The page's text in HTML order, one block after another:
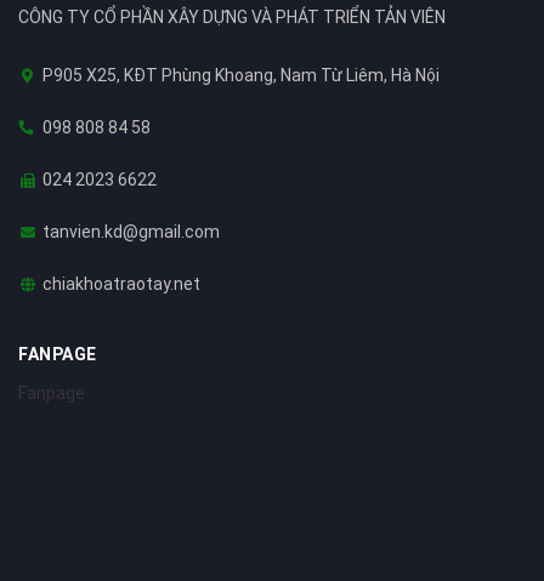
CÔNG TY CỔ PHẦN XÂY DỰNG VÀ PHÁT TRIỂN TẢN VIÊN
P905 X25, KĐT Phùng Khoang, Nam Từ Liêm, Hà Nội
098 808 84 58
024 2023 6622
tanvien.kd@gmail.com
chiakhoatraotay.net
FANPAGE
Fanpage